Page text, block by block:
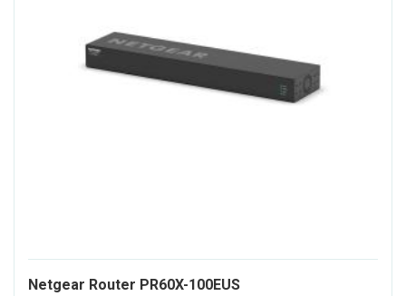
Netgear Router PR60X-100EUS1609956-